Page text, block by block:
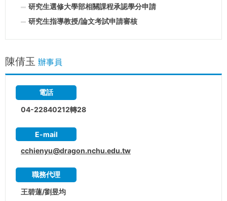
研究生選修大學部相關課程承認學分申請
研究生指導教授/論文考試申請審核
陳倩玉 辦事員
電話
04-22840212轉28
E-mail
cchienyu@dragon.nchu.edu.tw
職務代理
王碧蓮/劉昱均